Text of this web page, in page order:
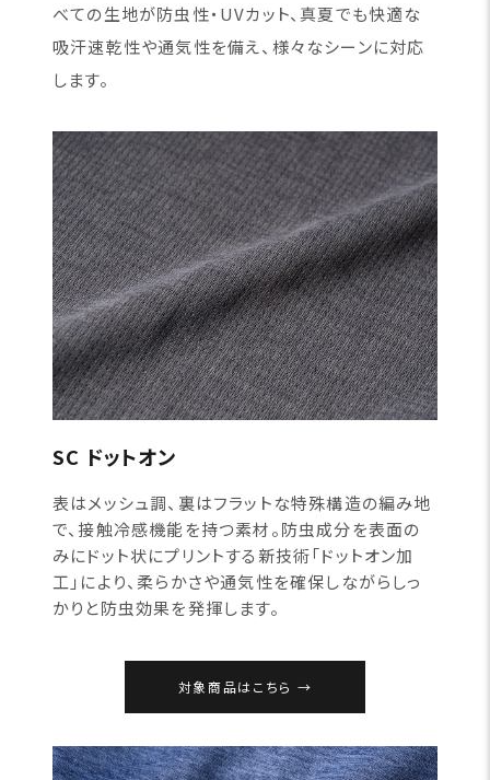
べての生地が防虫性・UVカット、真夏でも快適な
吸汗速乾性や通気性を備え、様々なシーンに対応
します。
SC ドットオン
表はメッシュ調、裏はフラットな特殊構造の編み地
で、接触冷感機能を持つ素材。防虫成分を表面の
みにドット状にプリントする新技術「ドットオン加
工」により、柔らかさや通気性を確保しながらしっ
かりと防虫効果を発揮します。
対象商品はこちら